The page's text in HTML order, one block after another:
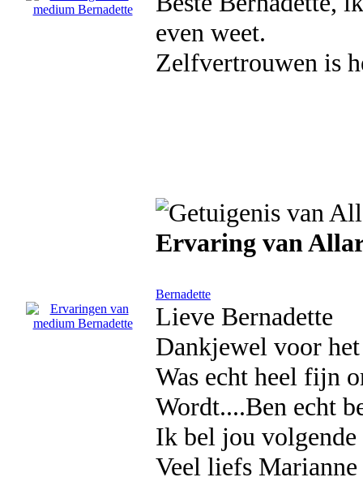
even weet.
Zelfvertrouwen is
Ervaring van
Bernadette
Lieve Bernadette
Dankjewel voor
Was echt heel fijn
Wordt....Ben echt
Ik bel jou volgende
Veel liefs Marianne